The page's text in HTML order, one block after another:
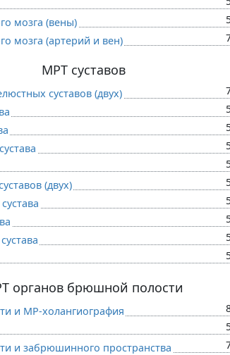
мозга (вены)
мозга (артерий и вен)
МРТ суставов
суставов (двух)
(двух)
органов брюшной полости
и МР-холангиография
и забрюшинного пространства